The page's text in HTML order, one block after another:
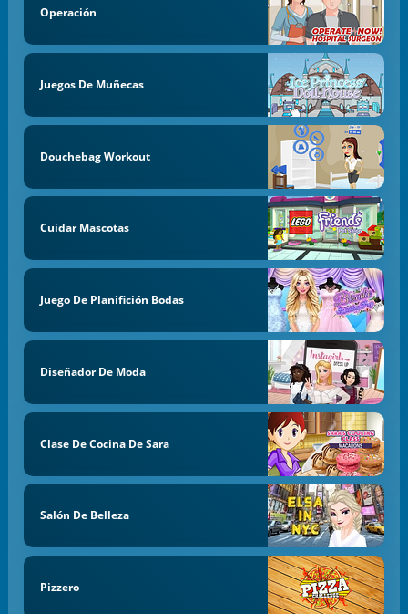
Operación
Juegos De Muñecas
Douchebag Workout
Cuidar Mascotas
Juego De Planifición Bodas
Diseñador De Moda
Clase De Cocina De Sara
Salón De Belleza
Pizzero